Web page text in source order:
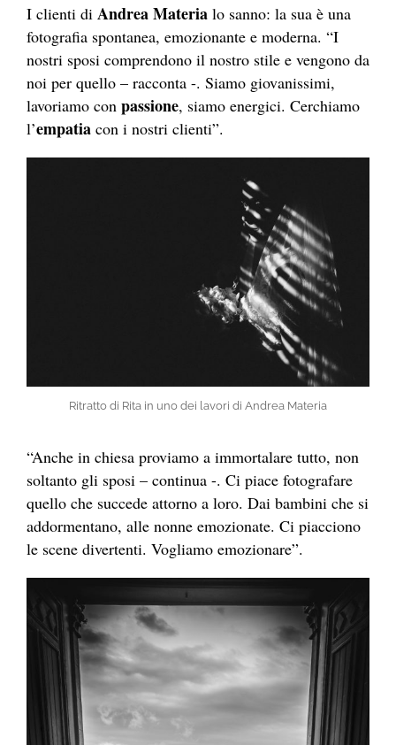
I clienti di Andrea Materia lo sanno: la sua è una
fotografia spontanea, emozionante e moderna. “I
nostri sposi comprendono il nostro stile e vengono da
noi per quello – racconta -. Siamo giovanissimi,
lavoriamo con passione, siamo energici. Cerchiamo
l’empatia con i nostri clienti”.
Ritratto di Rita in uno dei lavori di Andrea Materia
“Anche in chiesa proviamo a immortalare tutto, non
soltanto gli sposi – continua -. Ci piace fotografare
quello che succede attorno a loro. Dai bambini che si
addormentano, alle nonne emozionate. Ci piacciono
le scene divertenti. Vogliamo emozionare”.